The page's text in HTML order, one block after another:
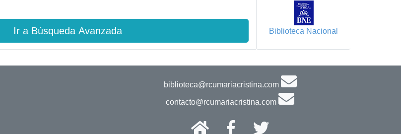
Ir a Búsqueda Avanzada Biblioteca Nacional
biblioteca@rcumariacristina.com
contacto@rcumariacristina.com